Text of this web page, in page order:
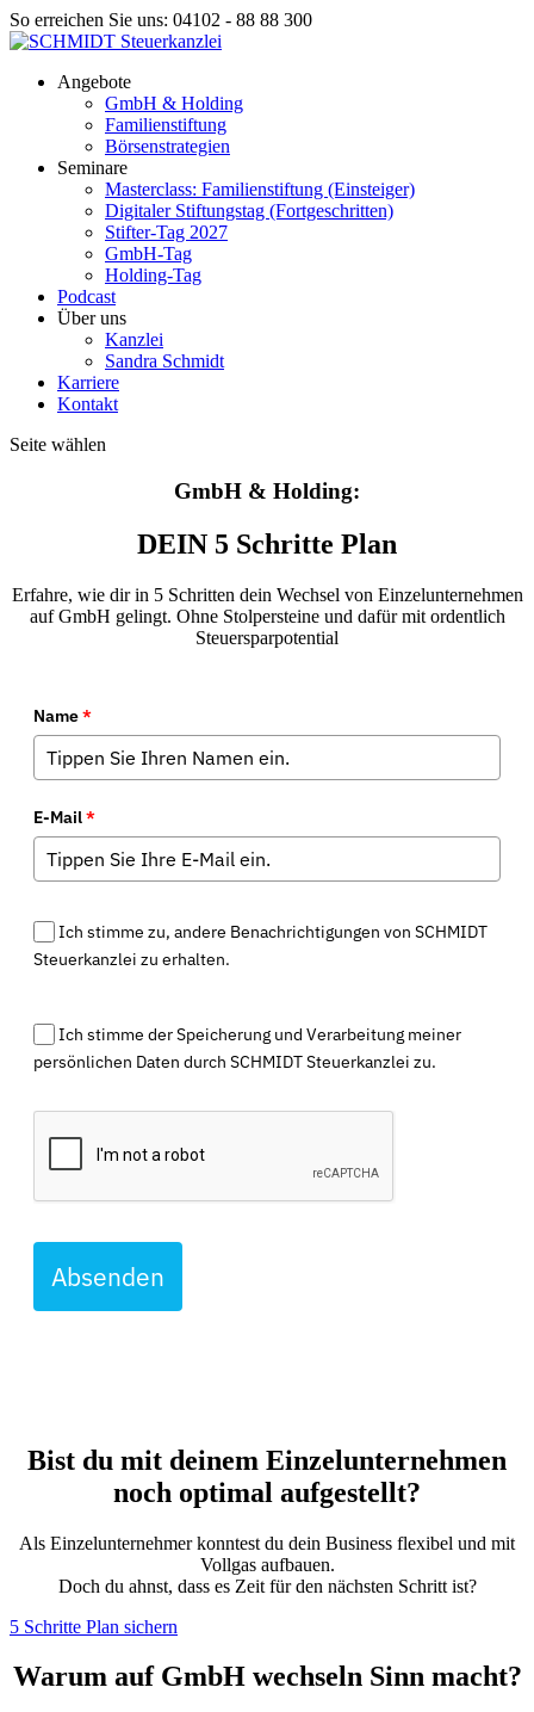
So erreichen Sie uns: 04102 - 88 88 300
Angebote
GmbH & Holding
Familienstiftung
Börsenstrategien
Seminare
Masterclass: Familienstiftung (Einsteiger)
Digitaler Stiftungstag (Fortgeschritten)
Stifter-Tag 2027
GmbH-Tag
Holding-Tag
Podcast
Über uns
Kanzlei
Sandra Schmidt
Karriere
Kontakt
Seite wählen
GmbH & Holding:
DEIN 5 Schritte Plan
Erfahre, wie dir in 5 Schritten dein Wechsel von Einzelunternehmen
auf GmbH gelingt. Ohne Stolpersteine und dafür mit ordentlich
Steuersparpotential
Name*
E-Mail*
Ich stimme zu, andere Benachrichtigungen von SCHMIDT
Steuerkanzlei zu erhalten.
Ich stimme der Speicherung und Verarbeitung meiner
persönlichen Daten durch SCHMIDT Steuerkanzlei zu.
Absenden
Bist du mit deinem Einzelunternehmen
noch optimal aufgestellt?
Als Einzelunternehmer konntest du dein Business flexibel und mit
Vollgas aufbauen.
Doch du ahnst, dass es Zeit für den nächsten Schritt ist?
5 Schritte Plan sichern
Warum auf GmbH wechseln Sinn macht?